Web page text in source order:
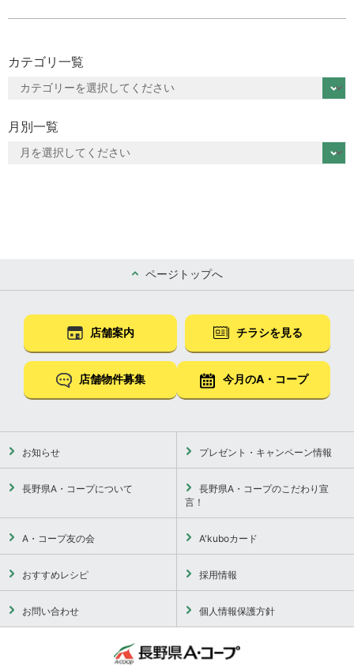
カテゴリ一覧
月別一覧
ページトップへ
店舗案内 チラシを見る
店舗物件募集 今月のA・コープ
お知らせ プレゼント・キャンペーン情報
長野県A・コープについて
長野県A・コープのこだわり宣
言！
A・コープ友の会 A'kuboカード
おすすめレシピ 採用情報
お問い合わせ 個人情報保護方針